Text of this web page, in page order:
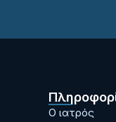
Ο ιατρός